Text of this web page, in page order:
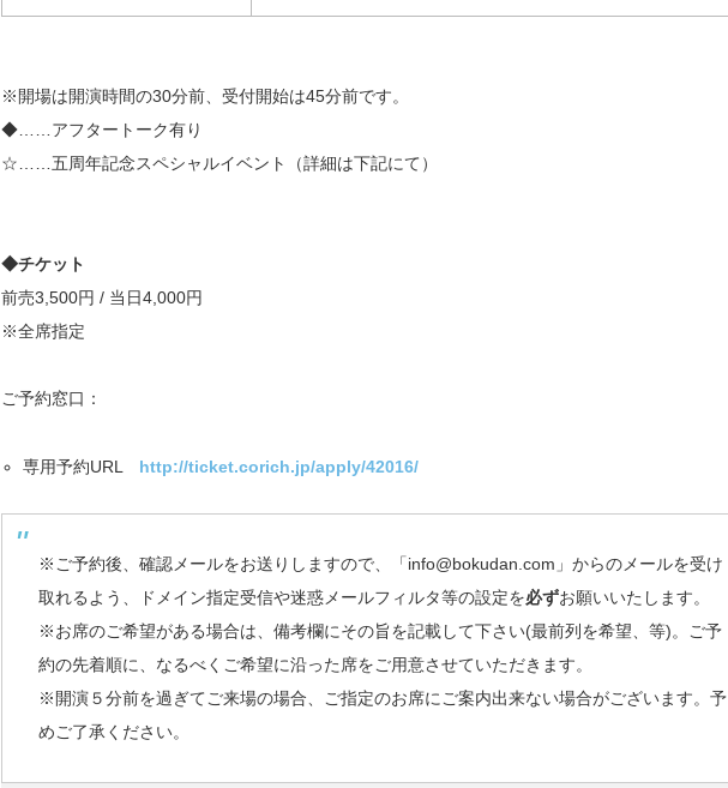
※開場は開演時間の30分前、受付開始は45分前です。
◆……アフタートーク有り
☆……五周年記念スペシャルイベント（詳細は下記にて）
◆チケット
前売3,500円 / 当日4,000円
※全席指定
ご予約窓口：
専用予約URL http://ticket.corich.jp/apply/42016/
※ご予約後、確認メールをお送りしますので、「info@bokudan.com」からのメールを受け
取れるよう、ドメイン指定受信や迷惑メールフィルタ等の設定を必ずお願いいたします。
※お席のご希望がある場合は、備考欄にその旨を記載して下さい(最前列を希望、等)。ご予
約の先着順に、なるべくご希望に沿った席をご用意させていただきます。
※開演５分前を過ぎてご来場の場合、ご指定のお席にご案内出来ない場合がございます。予
めご了承ください。